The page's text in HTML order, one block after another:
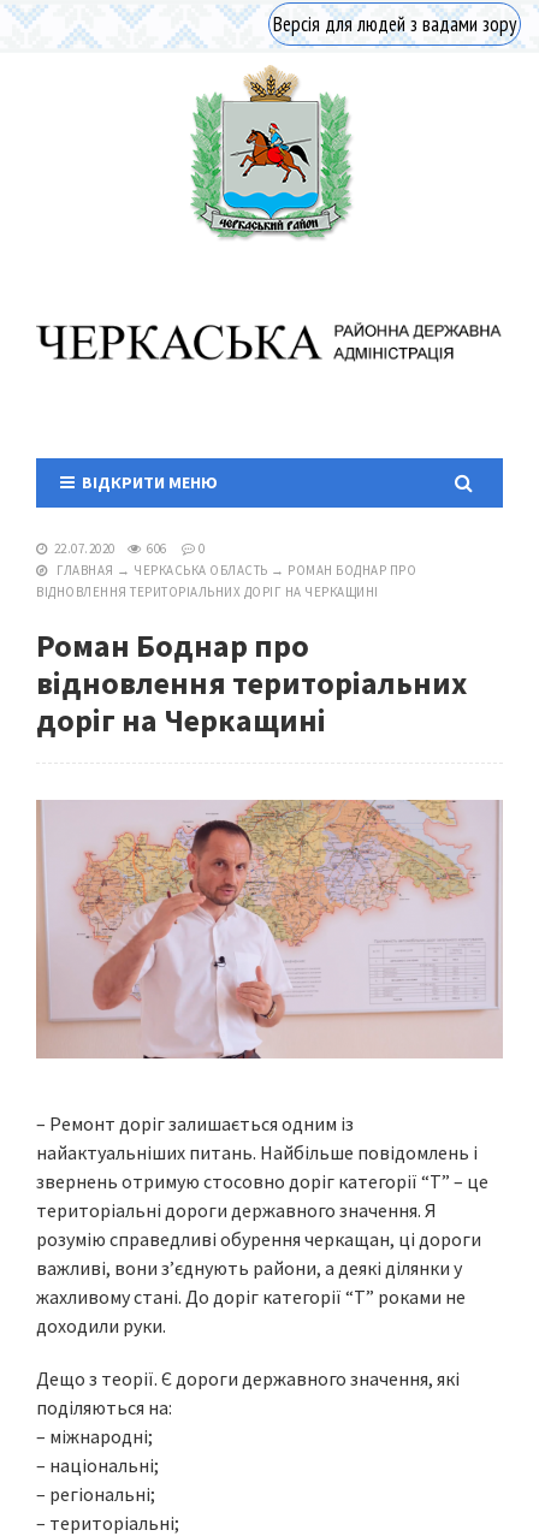
Версія для людей з вадами зору
ВІДКРИТИ МЕНЮ
22.07.2020 606
0
ГЛАВНАЯ → ЧЕРКАСЬКА ОБЛАСТЬ → РОМАН БОДНАР ПРО
ВІДНОВЛЕННЯ ТЕРИТОРІАЛЬНИХ ДОРІГ НА ЧЕРКАЩИНІ
Роман Боднар про
відновлення територіальних
доріг на Черкащині
– Ремонт доріг залишається одним із
найактуальніших питань. Найбільше повідомлень і
звернень отримую стосовно доріг категорії “Т” – це
територіальні дороги державного значення. Я
розумію справедливі обурення черкащан, ці дороги
важливі, вони з’єднують райони, а деякі ділянки у
жахливому стані. До доріг категорії “Т” роками не
доходили руки.
Дещо з теорії. Є дороги державного значення, які
поділяються на:
– міжнародні;
– національні;
– регіональні;
– територіальні;